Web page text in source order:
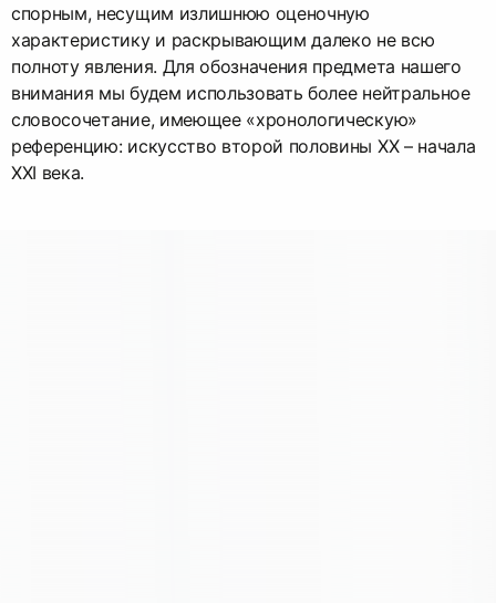
спорным, несущим излишнюю оценочную
характеристику и раскрывающим далеко не всю
полноту явления. Для обозначения предмета нашего
внимания мы будем использовать более нейтральное
словосочетание, имеющее «хронологическую»
референцию: искусство второй половины ХХ – начала
XXI века.